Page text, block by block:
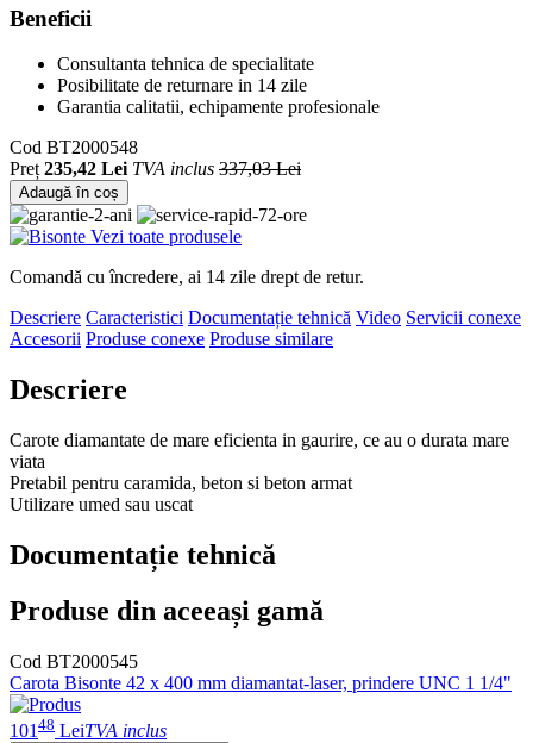
Beneficii
Consultanta tehnica de specialitate
Posibilitate de returnare in 14 zile
Garantia calitatii, echipamente profesionale
Cod BT2000548
Preț 235,42 Lei TVA inclus 337,03 Lei
Adaugă în coș
Vezi toate produsele
Comandă cu încredere, ai 14 zile drept de retur.
Descriere Caracteristici Documentație tehnică Video Servicii conexe
Accesorii Produse conexe Produse similare
Descriere
Carote diamantate de mare eficienta in gaurire, ce au o durata mare
viata
Pretabil pentru caramida, beton si beton armat
Utilizare umed sau uscat
Documentație tehnică
Produse din aceeași gamă
Cod BT2000545
Carota Bisonte 42 x 400 mm diamantat-laser, prindere UNC 1 1/4"
101 48 LeiTVA inclus